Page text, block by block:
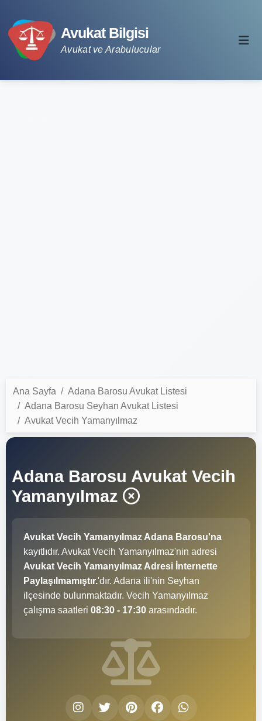
Avukat Bilgisi
Avukat ve Arabulucular
Ana Sayfa
Adana Barosu Avukat Listesi
Adana Barosu Seyhan Avukat Listesi
Avukat Vecih Yamanyılmaz
Adana Barosu Avukat Vecih
Yamanyılmaz
Avukat Vecih Yamanyılmaz Adana Barosu'na
kayıtlıdır. Avukat Vecih Yamanyılmaz'nin adresi
Avukat Vecih Yamanyılmaz Adresi İnternette
Paylaşılmamıştır.'dır. Adana ili'nin Seyhan
ilçesinde bulunmaktadır. Vecih Yamanyılmaz
çalışma saatleri 08:30 - 17:30 arasındadır.